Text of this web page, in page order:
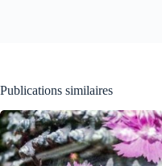
Publications similaires